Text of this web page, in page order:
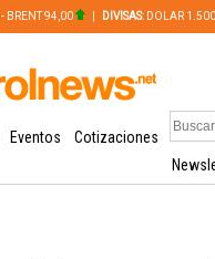
- BRENT 94,00 DIVISAS: DOLAR
Eventos
Cotizaciones